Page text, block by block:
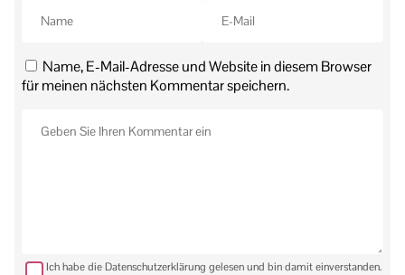
Name, E-Mail-Adresse und Website in diesem Browser
für meinen nächsten Kommentar speichern.
Ich habe die Datenschutzerklärung gelesen und bin damit einverstanden.